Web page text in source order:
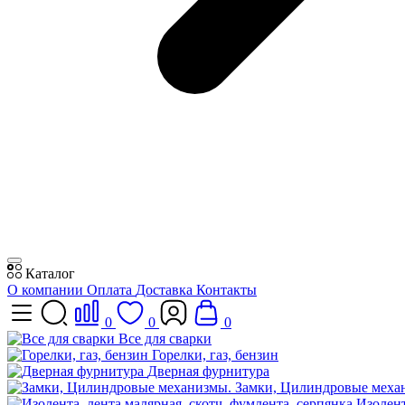
Каталог
О компании Оплата Доставка Контакты
0 0
0
Все для сварки
Горелки, газ, бензин
Дверная фурнитура
Замки, Цилиндровые